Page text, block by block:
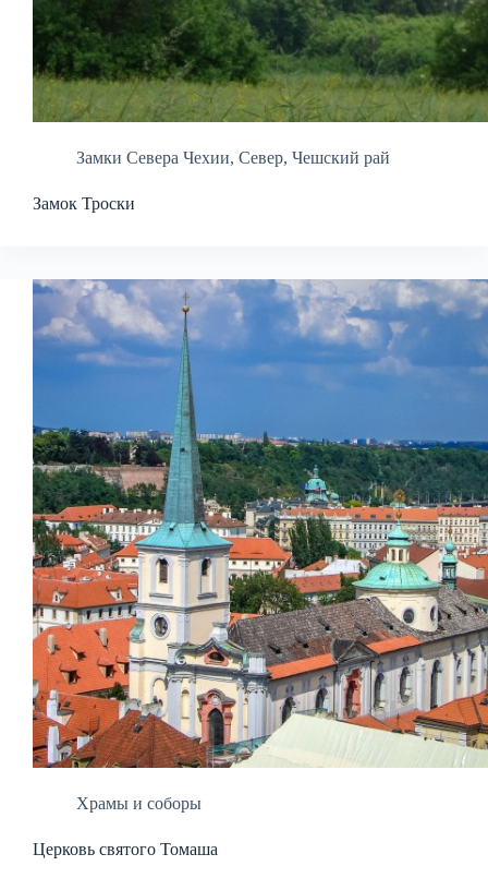
Замки Севера Чехии, Север, Чешский рай
Замок Троски
Храмы и соборы
Церковь святого Томаша